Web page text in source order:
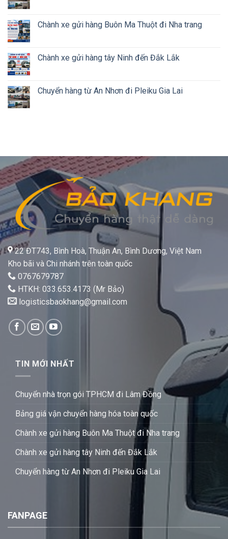
Chành xe gửi hàng Buôn Ma Thuột đi Nha trang
Chành xe gửi hàng tây Ninh đến Đắk Lắk
Chuyển hàng từ An Nhơn đi Pleiku Gia Lai
22 ĐT743, Bình Hoà, Thuận An, Bình Dương, Việt Nam
Kho bãi và Chi nhánh trên toàn quốc
0767679787
HTKH: 033.653.4173 (Mr Bảo)
logisticsbaokhang@gmail.com
TIN MỚI NHẤT
Chuyển nhà trọn gói TPHCM đi Lâm Đồng
Bảng giá vận chuyển hàng hóa toàn quốc
Chành xe gửi hàng Buôn Ma Thuột đi Nha trang
Chành xe gửi hàng tây Ninh đến Đắk Lắk
Chuyển hàng từ An Nhơn đi Pleiku Gia Lai
FANPAGE